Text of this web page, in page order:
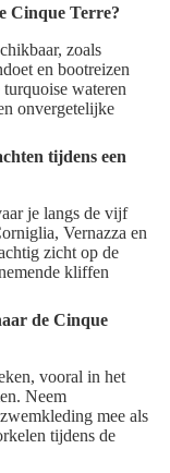
Cinque Terre?
zoals
en bootreizen
wateren
onvergetelijke
tijdens een
je langs de vijf
Vernazza en
zicht op de
kliffen
de Cinque
vooral in het
Neem
mee als
tijdens de